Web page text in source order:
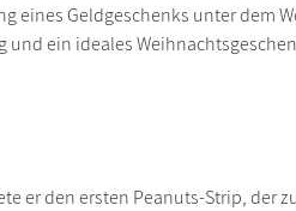
eines Geldgeschenks unter dem
ein ideales
er den ersten Peanuts-Strip, der